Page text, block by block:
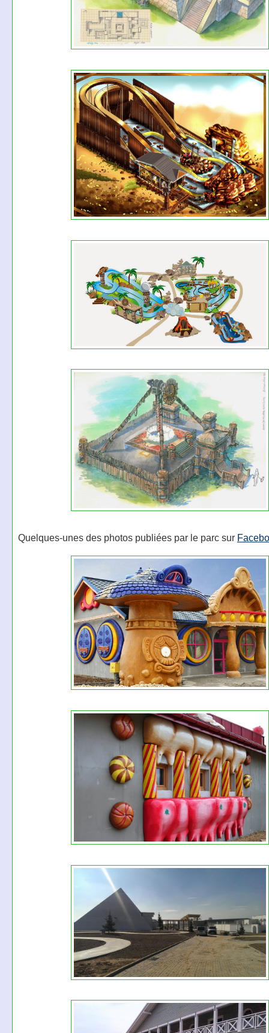
Quelques-unes des photos publiées par le parc sur